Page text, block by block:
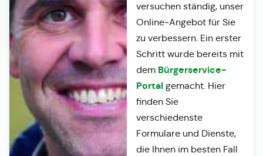
versuchen ständig, unser
Online-Angebot für Sie
zu verbessern. Ein erster
Schritt wurde bereits mit
dem Bürgerservice-
Portalgemacht. Hier
finden Sie
verschiedenste
Formulare und Dienste,
die Ihnen im besten Fall